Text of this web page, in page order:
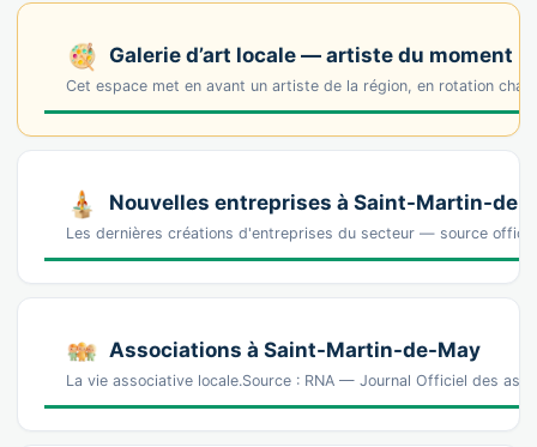
Galerie d’art locale — artiste du moment
Cet espace met en avant un artiste de la région, en rotation
Nouvelles entreprises à Saint-Martin-de-
Les dernières créations d'entreprises du secteur — source
Associations à Saint-Martin-de-May
La vie associative locale.Source : RNA — Journal Officiel des